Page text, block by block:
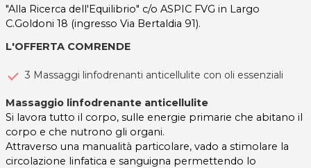
"Alla Ricerca dell'Equilibrio" c/o ASPIC FVG in Largo
C.Goldoni 18 (ingresso Via Bertaldia 91).
L'OFFERTA COMRENDE
3 Massaggi linfodrenanti anticellulite con oli essenziali
Massaggio linfodrenante anticellulite
Si lavora tutto il corpo, sulle energie primarie che abitano il
corpo e che nutrono gli organi.
Attraverso una manualità particolare, vado a stimolare la
circolazione linfatica e sanguigna permettendo lo